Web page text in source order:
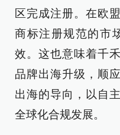
区完成注册。在欧
商标注册规范的市
效。这也意味着千
品牌出海升级，顺
出海的导向，以自
全球化合规发展。